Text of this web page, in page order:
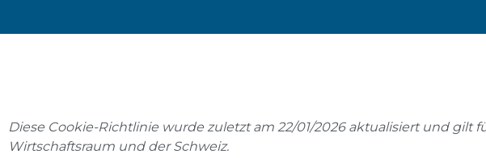
Diese Cookie-Richtlinie wurde zuletzt am 22/01/2026 aktualisiert und
Wirtschaftsraum und der Schweiz.